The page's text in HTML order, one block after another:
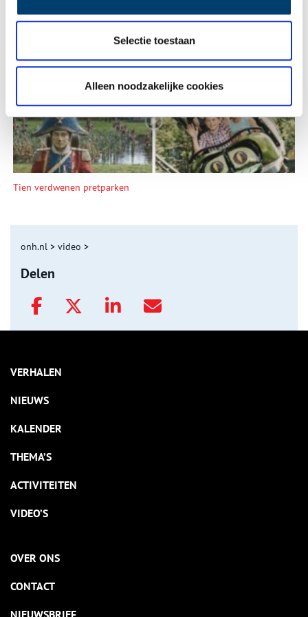
Selectie toestaan
Alleen noodzakelijke cookies
Een jaar rond in de Eendenkooi ’t Zand
Tien verdwenen pretparken
onh.nl > video >
Delen
VERHALEN
NIEUWS
KALENDER
THEMA’S
ACTIVITEITEN
VIDEO’S
OVER ONS
CONTACT